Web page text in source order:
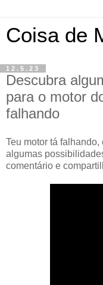
Coisa de
12.5.23
Descubra
para o motor
falhando
Teu motor tá
algumas
comentário e